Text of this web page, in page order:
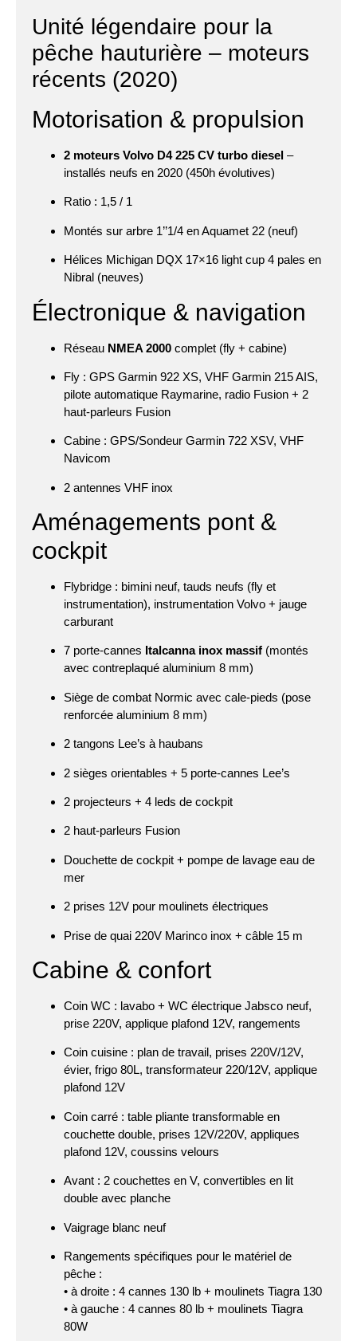
Unité légendaire pour la
pêche hauturière – moteurs
récents (2020)
Motorisation & propulsion
2 moteurs Volvo D4 225 CV turbo diesel –
installés neufs en 2020 (450h évolutives)
Ratio : 1,5 / 1
Montés sur arbre 1’’1/4 en Aquamet 22 (neuf)
Hélices Michigan DQX 17×16 light cup 4 pales en
Nibral (neuves)
Électronique & navigation
Réseau NMEA 2000 complet (fly + cabine)
Fly : GPS Garmin 922 XS, VHF Garmin 215 AIS,
pilote automatique Raymarine, radio Fusion + 2
haut-parleurs Fusion
Cabine : GPS/Sondeur Garmin 722 XSV, VHF
Navicom
2 antennes VHF inox
Aménagements pont &
cockpit
Flybridge : bimini neuf, tauds neufs (fly et
instrumentation), instrumentation Volvo + jauge
carburant
7 porte-cannes Italcanna inox massif (montés
avec contreplaqué aluminium 8 mm)
Siège de combat Normic avec cale-pieds (pose
renforcée aluminium 8 mm)
2 tangons Lee’s à haubans
2 sièges orientables + 5 porte-cannes Lee’s
2 projecteurs + 4 leds de cockpit
2 haut-parleurs Fusion
Douchette de cockpit + pompe de lavage eau de
mer
2 prises 12V pour moulinets électriques
Prise de quai 220V Marinco inox + câble 15 m
Cabine & confort
Coin WC : lavabo + WC électrique Jabsco neuf,
prise 220V, applique plafond 12V, rangements
Coin cuisine : plan de travail, prises 220V/12V,
évier, frigo 80L, transformateur 220/12V, applique
plafond 12V
Coin carré : table pliante transformable en
couchette double, prises 12V/220V, appliques
plafond 12V, coussins velours
Avant : 2 couchettes en V, convertibles en lit
double avec planche
Vaigrage blanc neuf
Rangements spécifiques pour le matériel de
pêche :
• à droite : 4 cannes 130 lb + moulinets Tiagra 130
• à gauche : 4 cannes 80 lb + moulinets Tiagra
80W